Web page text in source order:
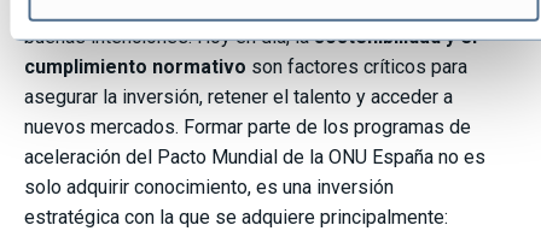
buenas intenciones. Hoy en día, lasostenibilidad y el
cumplimiento normativo son factores críticos para
asegurar la inversión, retener el talento y acceder a
nuevos mercados. Formar parte de los programas de
aceleración del Pacto Mundial de la ONU España no es
solo adquirir conocimiento, es una inversión
estratégica con la que se adquiere principalmente: